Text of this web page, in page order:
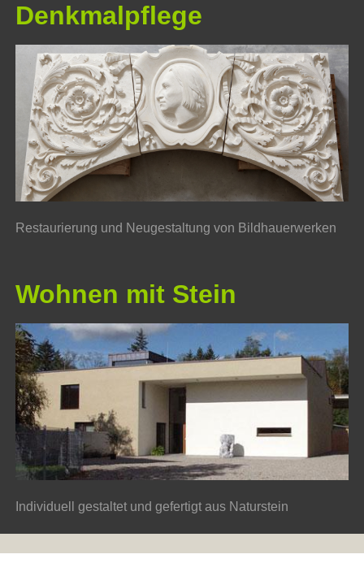
Denkmalpflege
Restaurierung und Neugestaltung von Bildhauerwerken
Wohnen mit Stein
Individuell gestaltet und gefertigt aus Naturstein